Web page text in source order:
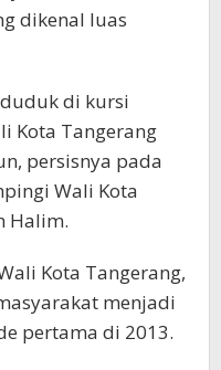
dikenal luas
di kursi
Kota Tangerang
persisnya pada
Wali Kota
Halim.
Kota Tangerang,
menjadi
pertama di 2013.